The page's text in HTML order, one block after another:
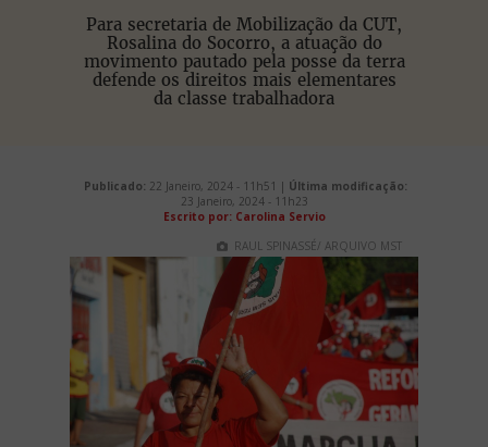
Para secretaria de Mobilização da CUT,
Rosalina do Socorro, a atuação do
movimento pautado pela posse da terra
defende os direitos mais elementares
da classe trabalhadora
Publicado: 22 Janeiro, 2024 - 11h51 | Última modificação:
23 Janeiro, 2024 - 11h23
Escrito por: Carolina Servio
RAUL SPINASSÉ/ ARQUIVO MST